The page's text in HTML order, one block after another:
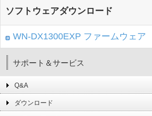
ソフトウェアダウンロード
WN-DX1300EXP ファームウェア
サポート＆サービス
Q&A
ダウンロード